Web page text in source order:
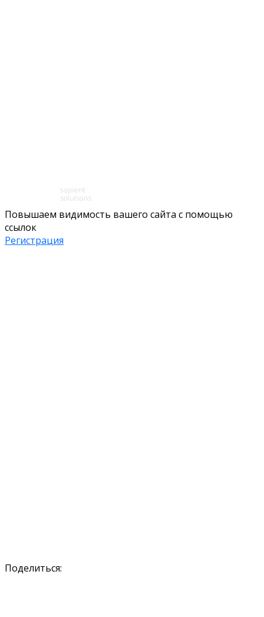
Повышаем видимость вашего сайта с помощью
ссылок
Регистрация
Поделиться: